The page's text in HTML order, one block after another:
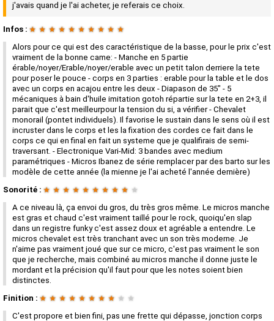
j'avais quand je l'ai acheter, je referais ce choix.
Infos : ★ ★ ★ ★ ★ ★ ★ ★ ★ ★
Alors pour ce qui est des caractéristique de la basse, pour le prix c'est
vraiment de la bonne came: - Manche en 5 partie
érable/noyer/Erable/noyer/erable avec un petit talon derriere la tete
pour poser le pouce - corps en 3 parties : erable pour la table et le dos
avec un corps en acajou entre les deux - Diapason de 35" - 5
mécaniques à bain d'huile imitation gotoh répartie sur la tete en 2+3, il
parait que c'est meilleurpour la tension du si, a vérifier - Chevalet
monorail (pontet individuels). Il favorise le sustain dans le sens où il est
incruster dans le corps et les la fixation des cordes ce fait dans le
corps ce qui en final en fait un systeme que je qualifirais de semi-
traversant. - Electronique Vari-Mid: 3 bandes avec medium
paramétriques - Micros Ibanez de série remplacer par des barto sur les
modèle de cette année (la mienne je l'ai acheté l'année dernière)
Sonorité : ★ ★ ★ ★ ★ ★ ★ ★ ★ ★
A ce niveau là, ça envoi du gros, du très gros même. Le micros manche
est gras et chaud c'est vraiment taillé pour le rock, quoiqu'en slap
dans un registre funky c'est assez doux et agréable a entendre. Le
micros chevalet est très tranchant avec un son très moderne. Je
n'aime pas vraiment joué que sur ce micro, c'est pas vraiment le son
que je recherche, mais combiné au micros manche il donne juste le
mordant et la précision qu'il faut pour que les notes soient bien
distinctes.
Finition : ★ ★ ★ ★ ★ ★ ★ ★ ★ ★
C'est propore et bien fini, pas une frette qui dépasse, jonction corps